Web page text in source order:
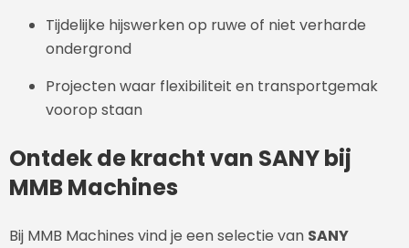
Tijdelijke hijswerken op ruwe of niet verharde
ondergrond
Projecten waar flexibiliteit en transportgemak
voorop staan
Ontdek de kracht van SANY bij
MMB Machines
Bij MMB Machines vind je een selectie van SANY